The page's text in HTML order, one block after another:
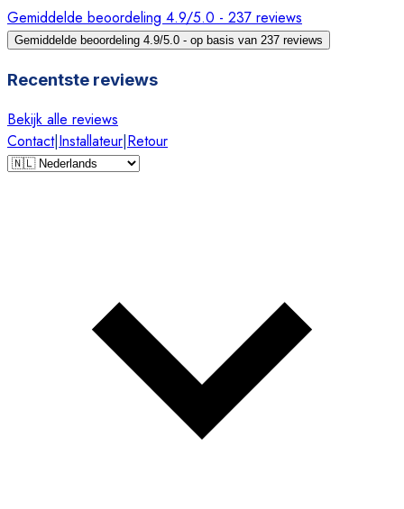
Gemiddelde beoordeling 4.9/5.0 - 237 reviews
Gemiddelde beoordeling 4.9/5.0 - op basis van 237 reviews
Recentste reviews
Bekijk alle reviews
Contact|Installateur|Retour